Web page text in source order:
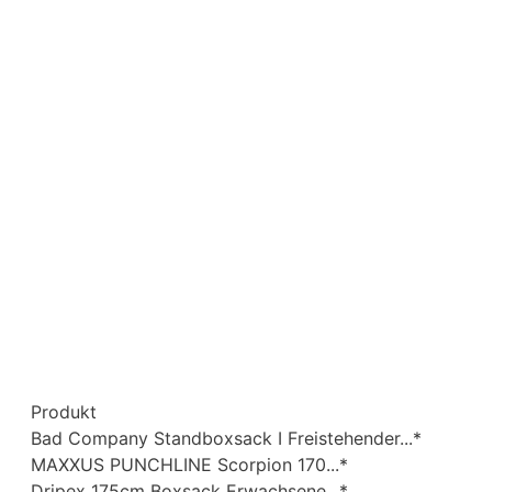
Produkt
Bad Company Standboxsack I Freistehender...*
MAXXUS PUNCHLINE Scorpion 170...*